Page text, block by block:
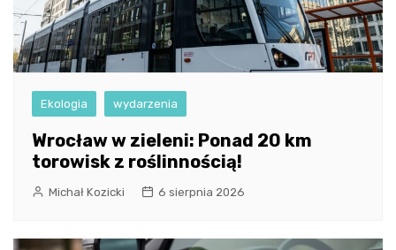
Ekologia wydarzenia
Wrocław w zieleni: Ponad 20 km
torowisk z roślinnością!
Michał Kozicki 6 sierpnia 2026